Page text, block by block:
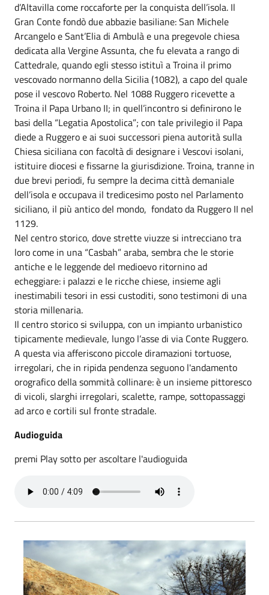
d’Altavilla come roccaforte per la conquista dell’isola. Il
Gran Conte fondò due abbazie basiliane: San Michele
Arcangelo e Sant’Elia di Ambulà e una pregevole chiesa
dedicata alla Vergine Assunta, che fu elevata a rango di
Cattedrale, quando egli stesso istituì a Troina il primo
vescovado normanno della Sicilia (1082), a capo del quale
pose il vescovo Roberto. Nel 1088 Ruggero ricevette a
Troina il Papa Urbano II; in quell’incontro si definirono le
basi della “Legatia Apostolica”; con tale privilegio il Papa
diede a Ruggero e ai suoi successori piena autorità sulla
Chiesa siciliana con facoltà di designare i Vescovi isolani,
istituire diocesi e fissarne la giurisdizione. Troina, tranne in
due brevi periodi, fu sempre la decima città demaniale
dell’isola e occupava il tredicesimo posto nel Parlamento
siciliano, il più antico del mondo, fondato da Ruggero II nel
1129.
Nel centro storico, dove strette viuzze si intrecciano tra
loro come in una “Casbah” araba, sembra che le storie
antiche e le leggende del medioevo ritornino ad
echeggiare: i palazzi e le ricche chiese, insieme agli
inestimabili tesori in essi custoditi, sono testimoni di una
storia millenaria.
Il centro storico si sviluppa, con un impianto urbanistico
tipicamente medievale, lungo l’asse di via Conte Ruggero.
A questa via afferiscono piccole diramazioni tortuose,
irregolari, che in ripida pendenza seguono l'andamento
orografico della sommità collinare: è un insieme pittoresco
di vicoli, slarghi irregolari, scalette, rampe, sottopassaggi
ad arco e cortili sul fronte stradale.
Audioguida
premi Play sotto per ascoltare l'audioguida
--